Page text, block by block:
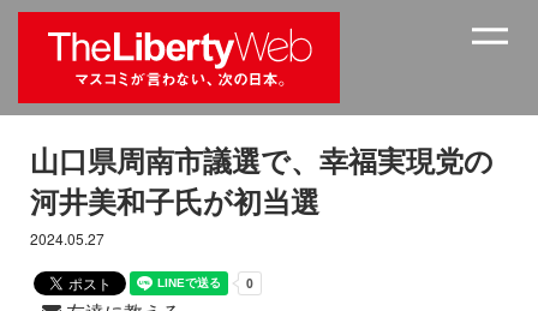
山口県周南市議選で、幸福実現党の
河井美和子氏が初当選
2024.05.27